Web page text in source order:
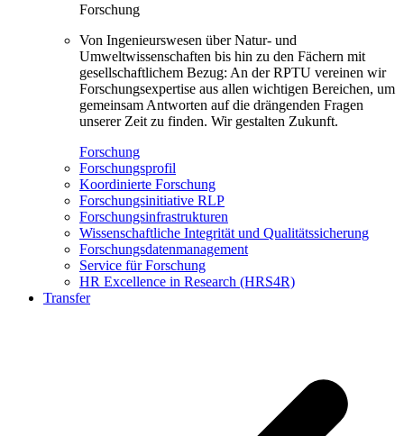
Forschung
Von Ingenieurswesen über Natur- und
Umweltwissenschaften bis hin zu den Fächern mit
gesellschaftlichem Bezug: An der RPTU vereinen wir
Forschungsexpertise aus allen wichtigen Bereichen, um
gemeinsam Antworten auf die drängenden Fragen
unserer Zeit zu finden. Wir gestalten Zukunft.
Forschung
Forschungsprofil
Koordinierte Forschung
Forschungsinitiative RLP
Forschungsinfrastrukturen
Wissenschaftliche Integrität und Qualitätssicherung
Forschungsdatenmanagement
Service für Forschung
HR Excellence in Research (HRS4R)
Transfer